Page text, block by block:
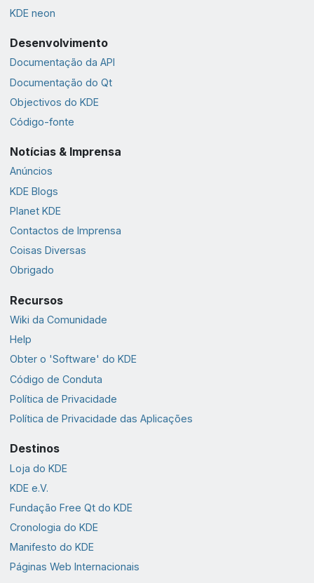
KDE neon
Desenvolvimento
Documentação da API
Documentação do Qt
Objectivos do KDE
Código-fonte
Notícias & Imprensa
Anúncios
KDE Blogs
Planet KDE
Contactos de Imprensa
Coisas Diversas
Obrigado
Recursos
Wiki da Comunidade
Help
Obter o 'Software' do KDE
Código de Conduta
Política de Privacidade
Política de Privacidade das Aplicações
Destinos
Loja do KDE
KDE e.V.
Fundação Free Qt do KDE
Cronologia do KDE
Manifesto do KDE
Páginas Web Internacionais